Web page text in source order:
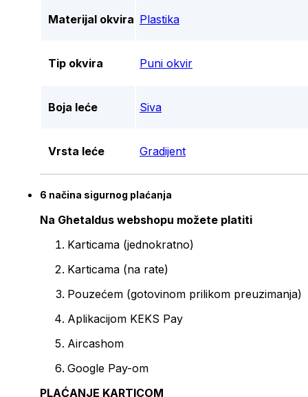
Materijal okvira Plastika
Tip okvira Puni okvir
Boja leće Siva
Vrsta leće Gradijent
6 načina sigurnog plaćanja
Na Ghetaldus webshopu možete platiti
Karticama (jednokratno)
Karticama (na rate)
Pouzećem (gotovinom prilikom preuzimanja)
Aplikacijom KEKS Pay
Aircashom
Google Pay-om
PLAĆANJE KARTICOM